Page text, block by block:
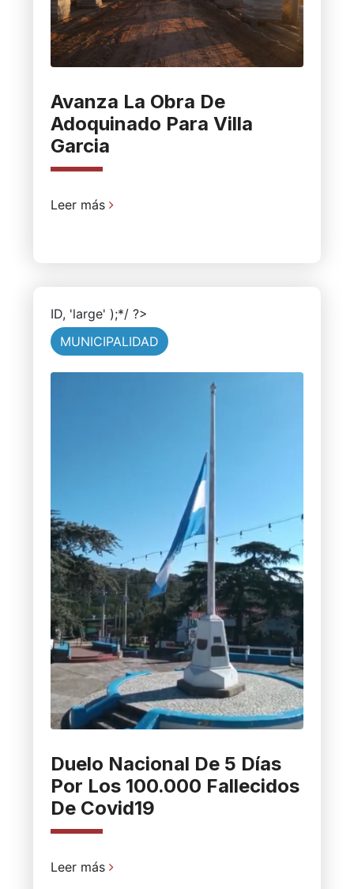
Avanza La Obra De
Adoquinado Para Villa
Garcia
Leer más
ID, 'large' );*/ ?>
MUNICIPALIDAD
Duelo Nacional De 5 Días
Por Los 100.000 Fallecidos
De Covid19
Leer más